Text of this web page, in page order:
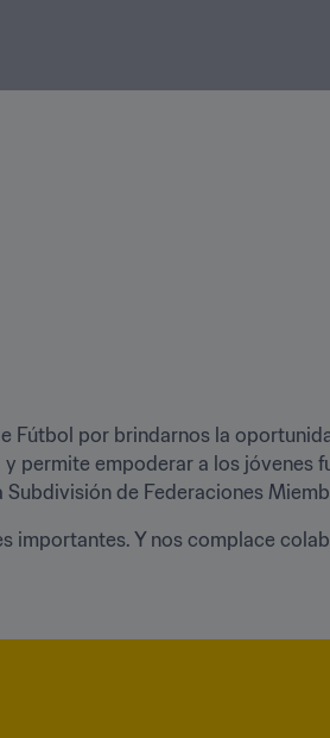
Fútbol por brindarnos la
permite empoderar a los jóvenes
de Federaciones
Y nos complace